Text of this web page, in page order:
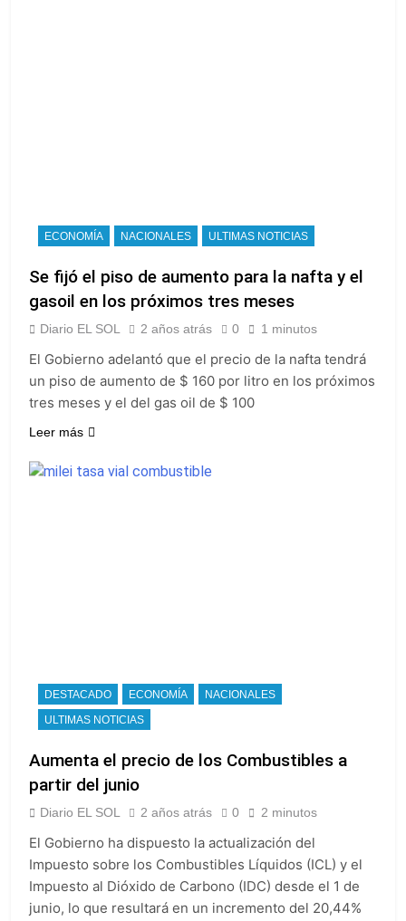
ECONOMÍA NACIONALES ULTIMAS NOTICIAS
Se fijó el piso de aumento para la nafta y el
gasoil en los próximos tres meses
Diario EL SOL 2 años atrás 0 1 minutos
El Gobierno adelantó que el precio de la nafta tendrá
un piso de aumento de $ 160 por litro en los próximos
tres meses y el del gas oil de $ 100
Leer más
DESTACADO ECONOMÍA
NACIONALES
ULTIMAS NOTICIAS
Aumenta el precio de los Combustibles a
partir del junio
Diario EL SOL 2 años atrás 0 2 minutos
El Gobierno ha dispuesto la actualización del
Impuesto sobre los Combustibles Líquidos (ICL) y el
Impuesto al Dióxido de Carbono (IDC) desde el 1 de
junio, lo que resultará en un incremento del 20,44%